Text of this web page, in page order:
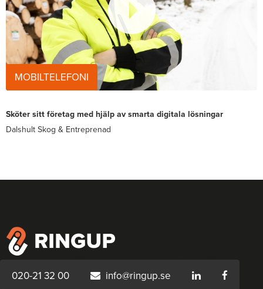
MOBILTELEFONI
Sköter sitt företag med hjälp av smarta digitala lösningar
Dalshult Skog & Entreprenad
020-21 32 00 info@ringup.se